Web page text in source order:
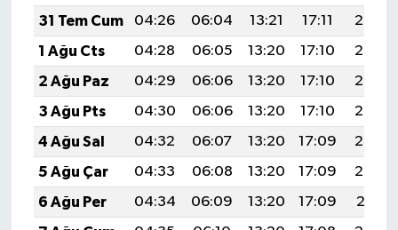
31 Tem Cum
04:26 06:04 13:21 17:11
20:27
1 Ağu Cts
04:28 06:05 13:20 17:10
20:26
2 Ağu Paz
04:29 06:06 13:20 17:10
20:25
3 Ağu Pts
04:30 06:06 13:20 17:10
20:24
4 Ağu Sal
04:32 06:07 13:20 17:09
20:23
5 Ağu Çar
04:33 06:08 13:20 17:09
20:22
6 Ağu Per
04:34 06:09 13:20 17:09
20:21